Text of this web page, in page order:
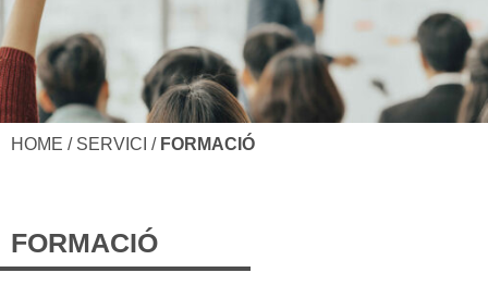
HOME / SERVICI / FORMACIÓ
FORMACIÓ